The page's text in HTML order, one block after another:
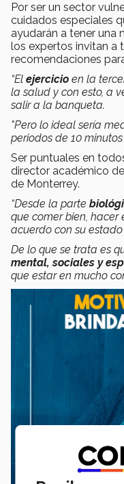
Por ser un sector
cuidados especiales
ayudarán a tener una
los expertos invitan a
recomendaciones
“El ejercicio en la
la salud y con esto, a
salir a la banqueta.
"Pero lo ideal sería
periodos de 10
Ser puntuales en
director académico
de Monterrey.
“Desde la parte
que comer bien, hacer
acuerdo con su
De lo que se trata es
mental, sociales y
que estar en mucho